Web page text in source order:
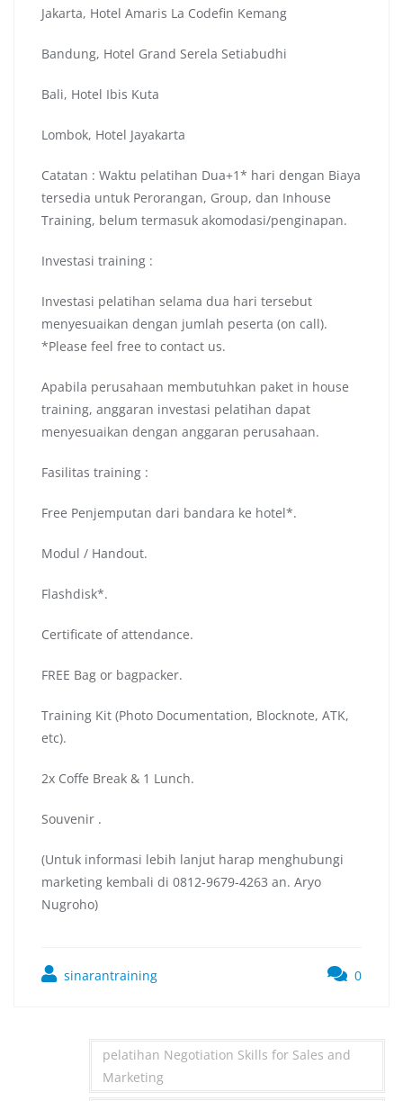
Jakarta, Hotel Amaris La Codefin Kemang
Bandung, Hotel Grand Serela Setiabudhi
Bali, Hotel Ibis Kuta
Lombok, Hotel Jayakarta
Catatan : Waktu pelatihan Dua+1* hari dengan Biaya
tersedia untuk Perorangan, Group, dan Inhouse
Training, belum termasuk akomodasi/penginapan.
Investasi training :
Investasi pelatihan selama dua hari tersebut
menyesuaikan dengan jumlah peserta (on call).
*Please feel free to contact us.
Apabila perusahaan membutuhkan paket in house
training, anggaran investasi pelatihan dapat
menyesuaikan dengan anggaran perusahaan.
Fasilitas training :
Free Penjemputan dari bandara ke hotel*.
Modul / Handout.
Flashdisk*.
Certificate of attendance.
FREE Bag or bagpacker.
Training Kit (Photo Documentation, Blocknote, ATK,
etc).
2x Coffe Break & 1 Lunch.
Souvenir .
(Untuk informasi lebih lanjut harap menghubungi
marketing kembali di 0812-9679-4263 an. Aryo
Nugroho)
sinarantraining 0
pelatihan Negotiation Skills for Sales and
Marketing